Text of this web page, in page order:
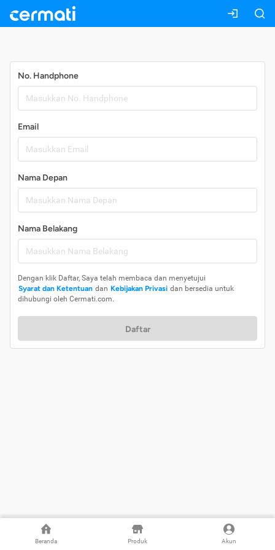
Beranda Produk Akun
No. Handphone
Email
Nama Depan
Nama Belakang
Dengan klik Daftar, Saya telah membaca dan menyetujui
Syarat dan Ketentuan dan Kebijakan Privasi dan bersedia untuk
dihubungi oleh Cermati.com.
Daftar